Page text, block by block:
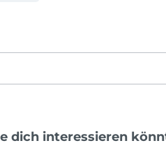
dich interessieren